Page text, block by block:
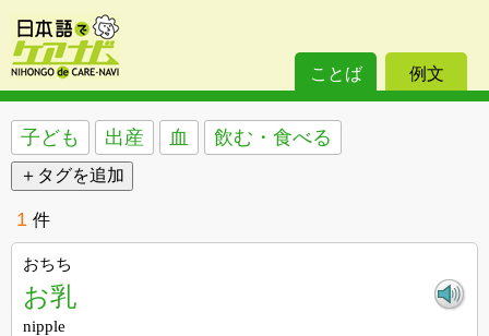
ことば 例文
子ども 出産 血 飲む・食べる
1 件
おちち
お乳
nipple